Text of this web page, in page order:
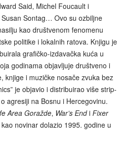
Said, Michel Foucault i
Sontag… Ovo su ozbiljne
kao društvenom fenomenu
politike i lokalnih ratova. Knjigu je
grafičko-izdavačka kuća u
godinama objavljuje društveno i
knjige i muzičke nosače zvuka bez
je objavio i distribuirao više strip-
agresiji na Bosnu i Hercegovinu.
Area Goražde, War’s Endi Fixer
novinar dolazio 1995. godine u